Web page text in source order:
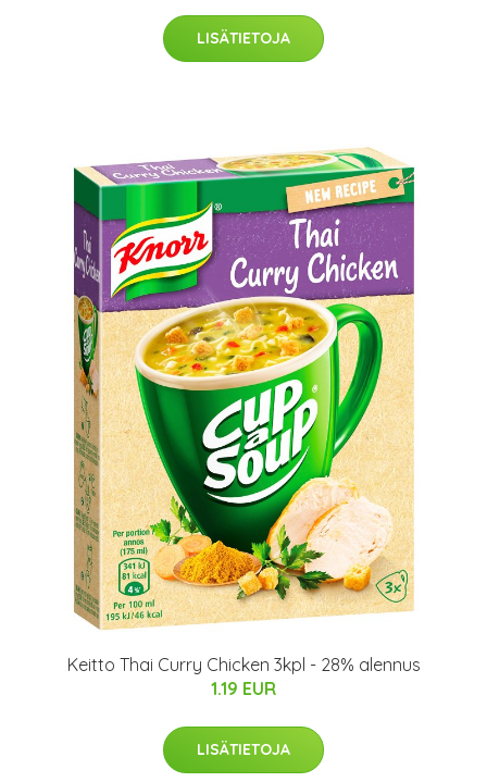
LISÄTIETOJA
Keitto Thai Curry Chicken 3kpl - 28% alennus
1.19 EUR
LISÄTIETOJA